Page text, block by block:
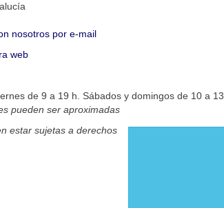
nosotros por e-mail
web
de 9 a 19 h. Sábados y domingos de 10 a
pueden ser aproximadas
estar sujetas a derechos